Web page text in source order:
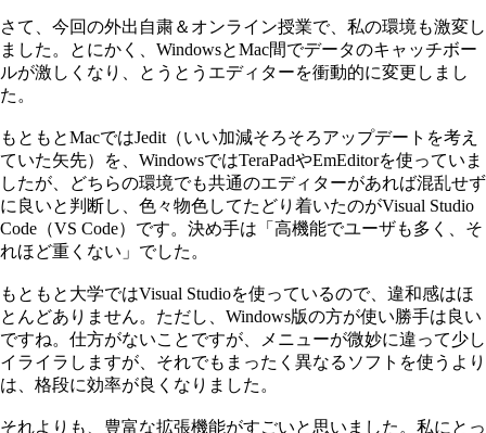
さて、今回の外出自粛＆オンライン授業で、私の環境も激変し
ました。とにかく、WindowsとMac間でデータのキャッチボー
ルが激しくなり、とうとうエディターを衝動的に変更しまし
た。
もともとMacではJedit（いい加減そろそろアップデートを考え
ていた矢先）を、WindowsではTeraPadやEmEditorを使っていま
したが、どちらの環境でも共通のエディターがあれば混乱せず
に良いと判断し、色々物色してたどり着いたのがVisual Studio
Code（VS Code）です。決め手は「高機能でユーザも多く、そ
れほど重くない」でした。
もともと大学ではVisual Studioを使っているので、違和感はほ
とんどありません。ただし、Windows版の方が使い勝手は良い
ですね。仕方がないことですが、メニューが微妙に違って少し
イライラしますが、それでもまったく異なるソフトを使うより
は、格段に効率が良くなりました。
それよりも、豊富な拡張機能がすごいと思いました。私にとっ